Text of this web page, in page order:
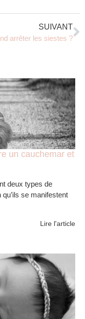
SUIVANT
arrêter les siestes ?
un cauchemar et
deux types de
se manifestent
Lire l'article